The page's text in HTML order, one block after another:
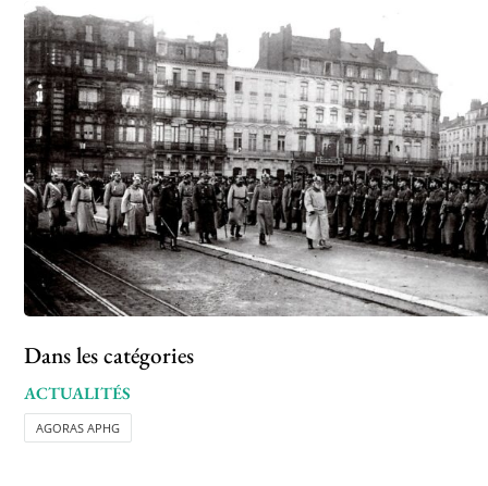
Dans les catégories
ACTUALITÉS
AGORAS APHG